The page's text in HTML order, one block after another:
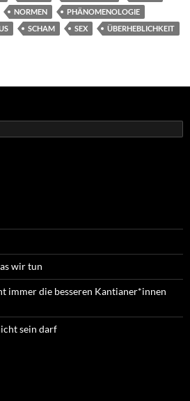
NORMEN
PHÄNOMENOLOGIE
SCHAM SEX
ÜBERHEBLICHKEIT
wir tun
immer die besseren Kantianer*innen
sein darf